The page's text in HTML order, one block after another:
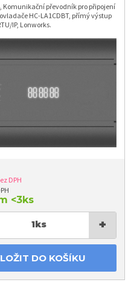
Komunikační převodník pro připojení
HC-LA1CDBT, přímý výstup
IP, Lonworks.
DPH
<3ks
1ks +
DO KOŠÍKU